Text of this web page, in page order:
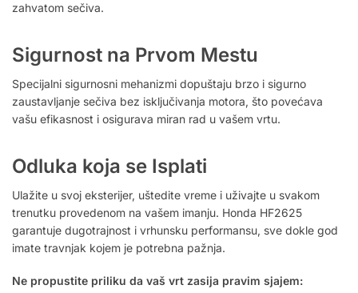
zahvatom sečiva.
Sigurnost na Prvom Mestu
Specijalni sigurnosni mehanizmi dopuštaju brzo i sigurno
zaustavljanje sečiva bez isključivanja motora, što povećava
vašu efikasnost i osigurava miran rad u vašem vrtu.
Odluka koja se Isplati
Ulažite u svoj eksterijer, uštedite vreme i uživajte u svakom
trenutku provedenom na vašem imanju. Honda HF2625
garantuje dugotrajnost i vrhunsku performansu, sve dokle god
imate travnjak kojem je potrebna pažnja.
Ne propustite priliku da vaš vrt zasija pravim sjajem: